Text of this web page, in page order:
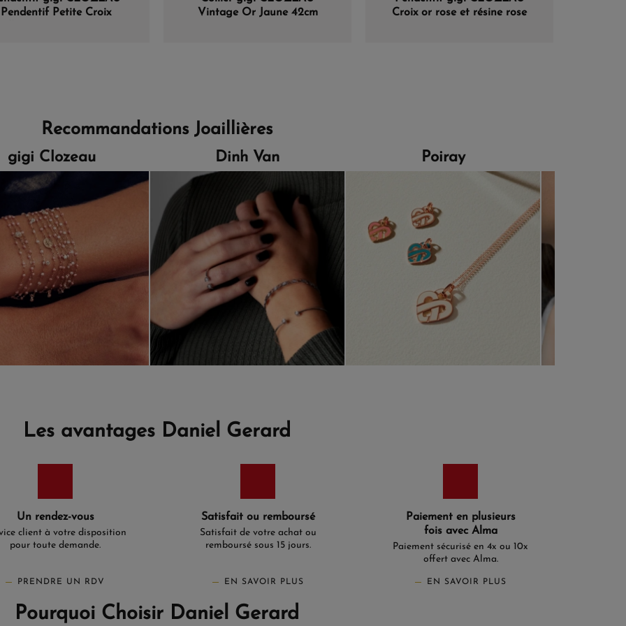
Pendentif Petite Croix
Vintage Or Jaune 42cm
Croix or rose et résine rose
Recommandations Joaillières
gigi Clozeau Dinh Van Poiray
Les avantages Daniel Gerard
Un rendez-vous
client à votre disposition
pour toute demande.
PRENDRE UN RDV
Satisfait ou remboursé
Satisfait de votre achat ou
remboursé sous 15 jours.
EN SAVOIR PLUS
Paiement en plusieurs
fois avec Alma
Paiement sécurisé en 4x ou 10x
offert avec Alma.
EN SAVOIR PLUS
Pourquoi Choisir Daniel Gerard